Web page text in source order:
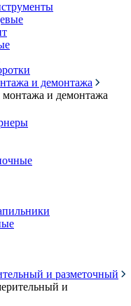
и демонтажа
и демонтажа
и разметочный
и